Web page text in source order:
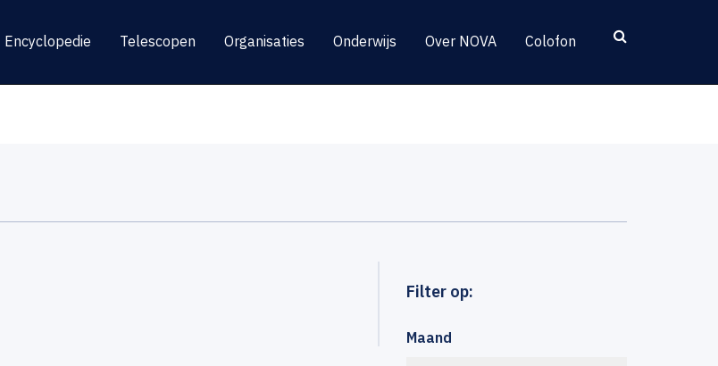
Encyclopedie Telescopen Organisaties Onderwijs Over NOVA Colofon
Filter op:
Maand